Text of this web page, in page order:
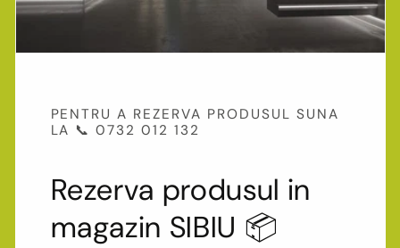
PENTRU A REZERVA PRODUSUL SUNA
LA 📞 0732 012 132
Rezerva produsul in
magazin SIBIU 📦